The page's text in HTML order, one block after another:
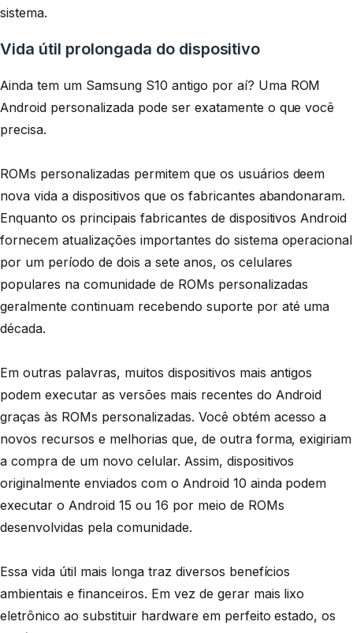
sistema.
Vida útil prolongada do dispositivo
Ainda tem um Samsung S10 antigo por aí? Uma ROM
Android personalizada pode ser exatamente o que você
precisa.
ROMs personalizadas permitem que os usuários deem
nova vida a dispositivos que os fabricantes abandonaram.
Enquanto os principais fabricantes de dispositivos Android
fornecem atualizações importantes do sistema operacional
por um período de dois a sete anos, os celulares
populares na comunidade de ROMs personalizadas
geralmente continuam recebendo suporte por até uma
década.
Em outras palavras, muitos dispositivos mais antigos
podem executar as versões mais recentes do Android
graças às ROMs personalizadas. Você obtém acesso a
novos recursos e melhorias que, de outra forma, exigiriam
a compra de um novo celular. Assim, dispositivos
originalmente enviados com o Android 10 ainda podem
executar o Android 15 ou 16 por meio de ROMs
desenvolvidas pela comunidade.
Essa vida útil mais longa traz diversos benefícios
ambientais e financeiros. Em vez de gerar mais lixo
eletrônico ao substituir hardware em perfeito estado, os